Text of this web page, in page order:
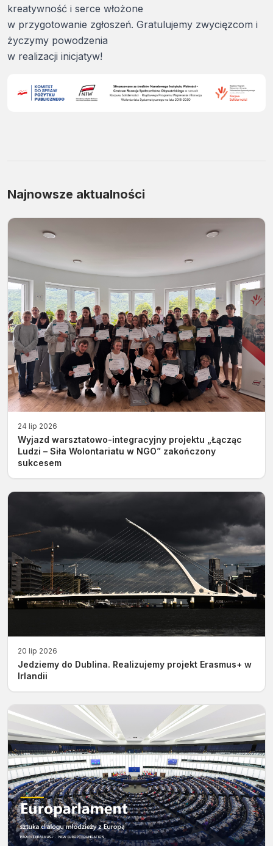
kreatywność i serce włożone
w przygotowanie zgłoszeń. Gratulujemy zwycięzcom i
życzymy powodzenia
w realizacji inicjatyw!
Najnowsze aktualności
24 lip 2026
Wyjazd warsztatowo-integracyjny projektu „Łącząc
Ludzi – Siła Wolontariatu w NGO” zakończony
sukcesem
20 lip 2026
Jedziemy do Dublina. Realizujemy projekt Erasmus+ w
Irlandii